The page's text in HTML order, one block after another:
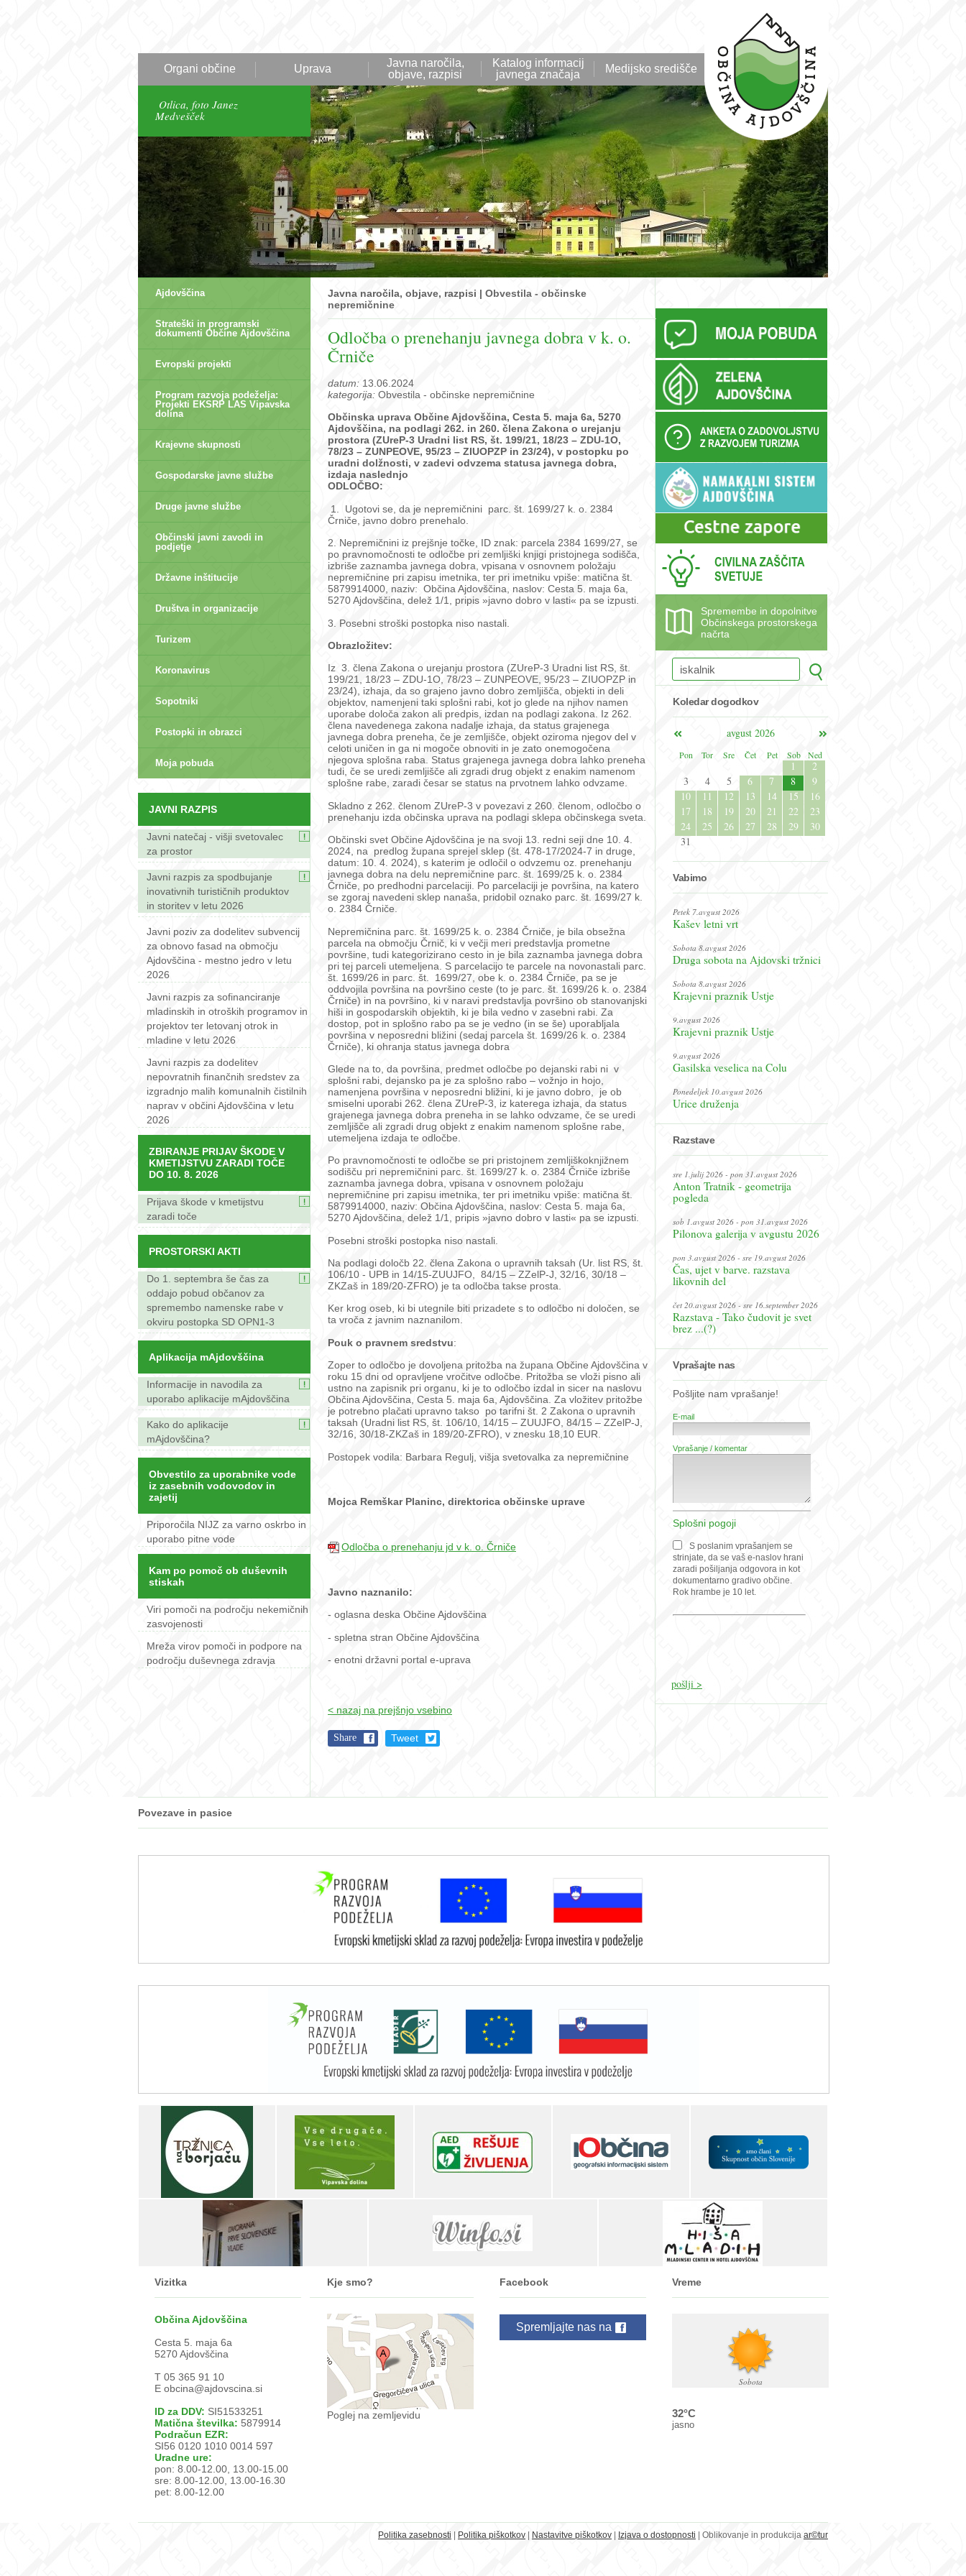
Organi občine Uprava
Javna naročila,
objave, razpisi
Katalog informacij
javnega značaja
Medijsko središče
Otlica, foto Janez
Medvešček
Ajdovščina
Strateški in programski
dokumenti Občine Ajdovščina
Evropski projekti
Program razvoja podeželja:
Projekti EKSRP LAS Vipavska
dolina
Krajevne skupnosti
Gospodarske javne službe
Druge javne službe
Občinski javni zavodi in
podjetje
Državne inštitucije
Društva in organizacije
Turizem
Koronavirus
Sopotniki
Postopki in obrazci
Moja pobuda
JAVNI RAZPIS
Javni natečaj - višji svetovalec
za prostor
Javni razpis za spodbujanje
inovativnih turističnih produktov
in storitev v letu 2026
Javni poziv za dodelitev subvencij
za obnovo fasad na območju
Ajdovščina - mestno jedro v letu
2026
Javni razpis za sofinanciranje
mladinskih in otroških programov in
projektov ter letovanj otrok in
mladine v letu 2026
Javni razpis za dodelitev
nepovratnih finančnih sredstev za
izgradnjo malih komunalnih čistilnih
naprav v občini Ajdovščina v letu
2026
ZBIRANJE PRIJAV ŠKODE V
KMETIJSTVU ZARADI TOČE
DO 10. 8. 2026
Prijava škode v kmetijstvu
zaradi toče
PROSTORSKI AKTI
Do 1. septembra še čas za
oddajo pobud občanov za
spremembo namenske rabe v
okviru postopka SD OPN1-3
Aplikacija mAjdovščina
Informacije in navodila za
uporabo aplikacije mAjdovščina
Kako do aplikacije
mAjdovščina?
Obvestilo za uporabnike vode
iz zasebnih vodovodov in
zajetij
Priporočila NIJZ za varno oskrbo in
uporabo pitne vode
Kam po pomoč ob duševnih
stiskah
Viri pomoči na področju nekemičnih
zasvojenosti
Mreža virov pomoči in podpore na
področju duševnega zdravja
Javna naročila, objave, razpisi | Obvestila - občinske
nepremičnine
Odločba o prenehanju javnega dobra v k. o.
Črniče
datum: 13.06.2024
kategorija: Obvestila - občinske nepremičnine
Občinska uprava Občine Ajdovščina, Cesta 5. maja 6a, 5270
Ajdovščina, na podlagi 262. in 260. člena Zakona o urejanju
prostora (ZUreP-3 Uradni list RS, št. 199/21, 18/23 – ZDU-1O,
78/23 – ZUNPEOVE, 95/23 – ZIUOPZP in 23/24), v postopku po
uradni dolžnosti, v zadevi odvzema statusa javnega dobra,
izdaja naslednjo
ODLOČBO:
1. Ugotovi se, da je nepremičnini parc. št. 1699/27 k. o. 2384
Črniče, javno dobro prenehalo.
2. Nepremičnini iz prejšnje točke, ID znak: parcela 2384 1699/27, se
po pravnomočnosti te odločbe pri zemljiški knjigi pristojnega sodišča,
izbriše zaznamba javnega dobra, vpisana v osnovnem položaju
nepremičnine pri zapisu imetnika, ter pri imetniku vpiše: matična št.
5879914000, naziv: Občina Ajdovščina, naslov: Cesta 5. maja 6a,
5270 Ajdovščina, delež 1/1, pripis »javno dobro v lasti« pa se izpusti.
3. Posebni stroški postopka niso nastali.
Obrazložitev:
Iz 3. člena Zakona o urejanju prostora (ZUreP-3 Uradni list RS, št.
199/21, 18/23 – ZDU-1O, 78/23 – ZUNPEOVE, 95/23 – ZIUOPZP in
23/24), izhaja, da so grajeno javno dobro zemljišča, objekti in deli
objektov, namenjeni taki splošni rabi, kot jo glede na njihov namen
uporabe določa zakon ali predpis, izdan na podlagi zakona. Iz 262.
člena navedenega zakona nadalje izhaja, da status grajenega
javnega dobra preneha, če je zemljišče, objekt oziroma njegov del v
celoti uničen in ga ni mogoče obnoviti in je zato onemogočena
njegova splošna raba. Status grajenega javnega dobra lahko preneha
tudi, če se uredi zemljišče ali zgradi drug objekt z enakim namenom
splošne rabe, zaradi česar se status na prvotnem lahko odvzame.
Skladno z 262. členom ZUreP-3 v povezavi z 260. členom, odločbo o
prenehanju izda občinska uprava na podlagi sklepa občinskega sveta.
Občinski svet Občine Ajdovščina je na svoji 13. redni seji dne 10. 4.
2024, na predlog župana sprejel sklep (št. 478-17/2024-7 in druge,
datum: 10. 4. 2024), s katerim je odločil o odvzemu oz. prenehanju
javnega dobra na delu nepremičnine parc. št. 1699/25 k. o. 2384
Črniče, po predhodni parcelaciji. Po parcelaciji je površina, na katero
se zgoraj navedeni sklep nanaša, pridobil oznako parc. št. 1699/27 k.
o. 2384 Črniče.
Nepremičnina parc. št. 1699/25 k. o. 2384 Črniče, je bila obsežna
parcela na območju Črnič, ki v večji meri predstavlja prometne
površine, tudi kategorizirano cesto in je bila zaznamba javnega dobra
pri tej parceli utemeljena. S parcelacijo te parcele na novonastali parc.
št. 1699/26 in parc. št. 1699/27, obe k. o. 2384 Črniče, pa se je
oddvojila površina na površino ceste (to je parc. št. 1699/26 k. o. 2384
Črniče) in na površino, ki v naravi predstavlja površino ob stanovanjski
hiši in gospodarskih objektih, ki je bila vedno v zasebni rabi. Za
dostop, pot in splošno rabo pa se je vedno (in se še) uporabljala
površina v neposredni bližini (sedaj parcela št. 1699/26 k. o. 2384
Črniče), ki ohranja status javnega dobra
Glede na to, da površina, predmet odločbe po dejanski rabi ni v
splošni rabi, dejansko pa je za splošno rabo – vožnjo in hojo,
namenjena površina v neposredni bližini, ki je javno dobro, je ob
smiselni uporabi 262. člena ZUreP-3, iz katerega izhaja, da status
grajenega javnega dobra preneha in se lahko odvzame, če se uredi
zemljišče ali zgradi drug objekt z enakim namenom splošne rabe,
utemeljena izdaja te odločbe.
Po pravnomočnosti te odločbe se pri pristojnem zemljiškoknjižnem
sodišču pri nepremičnini parc. št. 1699/27 k. o. 2384 Črniče izbriše
zaznamba javnega dobra, vpisana v osnovnem položaju
nepremičnine pri zapisu imetnika, ter pri imetniku vpiše: matična št.
5879914000, naziv: Občina Ajdovščina, naslov: Cesta 5. maja 6a,
5270 Ajdovščina, delež 1/1, pripis »javno dobro v lasti« pa se izpusti.
Posebni stroški postopka niso nastali.
Na podlagi določb 22. člena Zakona o upravnih taksah (Ur. list RS, št.
106/10 - UPB in 14/15-ZUUJFO, 84/15 – ZZelP-J, 32/16, 30/18 –
ZKZaš in 189/20-ZFRO) je ta odločba takse prosta.
Ker krog oseb, ki bi utegnile biti prizadete s to odločbo ni določen, se
ta vroča z javnim naznanilom.
Pouk o pravnem sredstvu:
Zoper to odločbo je dovoljena pritožba na župana Občine Ajdovščina v
roku 15 dni od opravljene vročitve odločbe. Pritožba se vloži pisno ali
ustno na zapisnik pri organu, ki je to odločbo izdal in sicer na naslovu
Občina Ajdovščina, Cesta 5. maja 6a, Ajdovščina. Za vložitev pritožbe
je potrebno plačati upravno takso po tarifni št. 2 Zakona o upravnih
taksah (Uradni list RS, št. 106/10, 14/15 – ZUUJFO, 84/15 – ZZelP-J,
32/16, 30/18-ZKZaš in 189/20-ZFRO), v znesku 18,10 EUR.
Postopek vodila: Barbara Regulj, višja svetovalka za nepremičnine
Mojca Remškar Planinc, direktorica občinske uprave
Odločba o prenehanju jd v k. o. Črniče
Javno naznanilo:
- oglasna deska Občine Ajdovščina
- spletna stran Občine Ajdovščina
- enotni državni portal e-uprava
< nazaj na prejšnjo vsebino
Share Tweet
Spremembe in dopolnitve
Občinskega prostorskega
načrta
Koledar dogodkov
avgust 2026
Pon
Tor Sre Čet Pet Sob Ned
1
2
3
4 5 6 7 8
9
10
11 12 13 14 15
16
17
18 19 20 21 22
23
24
25 26 27 28 29
30
31
Vabimo
Petek 7.avgust 2026
Kašev letni vrt
Sobota 8.avgust 2026
Druga sobota na Ajdovski tržnici
Sobota 8.avgust 2026
Krajevni praznik Ustje
9.avgust 2026
Krajevni praznik Ustje
9.avgust 2026
Gasilska veselica na Colu
Ponedeljek 10.avgust 2026
Urice druženja
Razstave
sre 1.julij 2026 - pon 31.avgust 2026
Anton Tratnik - geometrija
pogleda
sob 1.avgust 2026 - pon 31.avgust 2026
Pilonova galerija v avgustu 2026
pon 3.avgust 2026 - sre 19.avgust 2026
Čas, ujet v barve. razstava
likovnih del
čet 20.avgust 2026 - sre 16.september 2026
Razstava - Tako čudovit je svet
brez ...(?)
Vprašajte nas
Pošljite nam vprašanje!
E-mail
Vprašanje / komentar
Splošni pogoji
S poslanim vprašanjem se
strinjate, da se vaš e-naslov hrani
zaradi pošiljanja odgovora in kot
dokumentarno gradivo občine.
Rok hrambe je 10 let.
Povezave in pasice
Vizitka
Občina Ajdovščina
Cesta 5. maja 6a
5270 Ajdovščina
T 05 365 91 10
E obcina@ajdovscina.si
ID za DDV: SI51533251
Matična številka: 5879914
Podračun EZR:
SI56 0120 1010 0014 597
Uradne ure:
pon: 8.00-12.00, 13.00-15.00
sre: 8.00-12.00, 13.00-16.30
pet: 8.00-12.00
Kje smo?
Poglej na zemljevidu
Facebook
Spremljajte nas na
Vreme
Sobota
32°C
jasno
Politika zasebnosti Politika piškotkov Nastavitve piškotkov Izjava o dostopnosti | Oblikovanje in produkcija ar©tur